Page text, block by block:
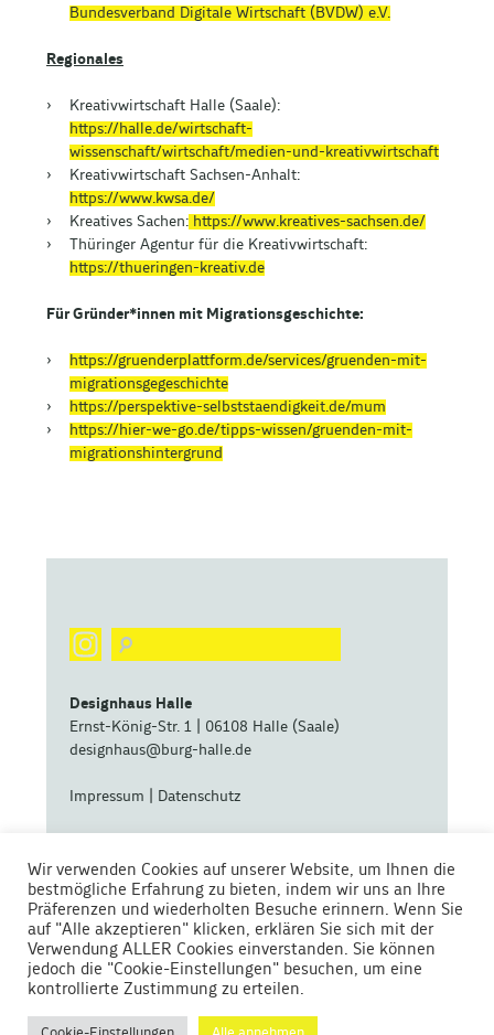
Bundesverband Digitale Wirtschaft (BVDW) e.V.
Regionales
Kreativwirtschaft Halle (Saale):
https://halle.de/wirtschaft-
wissenschaft/wirtschaft/medien-und-kreativwirtschaft
Kreativwirtschaft Sachsen-Anhalt:
https://www.kwsa.de/
Kreatives Sachen: https://www.kreatives-sachsen.de/
Thüringer Agentur für die Kreativwirtschaft:
https://thueringen-kreativ.de
Für Gründer*innen mit Migrationsgeschichte:
https://gruenderplattform.de/services/gruenden-mit-
migrationsgegeschichte
https://perspektive-selbststaendigkeit.de/mum
https://hier-we-go.de/tipps-wissen/gruenden-mit-
migrationshintergrund
Designhaus Halle
Ernst-König-Str. 1 | 06108 Halle (Saale)
designhaus@burg-halle.de
Impressum Datenschutz
Wir verwenden Cookies auf unserer Website, um Ihnen die
bestmögliche Erfahrung zu bieten, indem wir uns an Ihre
Präferenzen und wiederholten Besuche erinnern. Wenn Sie
auf "Alle akzeptieren" klicken, erklären Sie sich mit der
Verwendung ALLER Cookies einverstanden. Sie können
jedoch die "Cookie-Einstellungen" besuchen, um eine
kontrollierte Zustimmung zu erteilen.